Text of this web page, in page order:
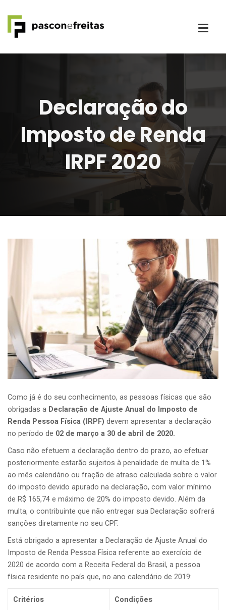
Declaração do
Imposto de Renda
IRPF 2020
Como já é do seu conhecimento, as pessoas físicas que são
obrigadas a Declaração de Ajuste Anual do Imposto de
Renda Pessoa Física (IRPF) devem apresentar a declaração
no período de 02 de março a 30 de abril de 2020.
Caso não efetuem a declaração dentro do prazo, ao efetuar
posteriormente estarão sujeitos à penalidade de multa de 1%
ao mês calendário ou fração de atraso calculada sobre o valor
do imposto devido apurado na declaração, com valor mínimo
de R$ 165,74 e máximo de 20% do imposto devido. Além da
multa, o contribuinte que não entregar sua Declaração sofrerá
sanções diretamente no seu CPF.
Está obrigado a apresentar a Declaração de Ajuste Anual do
Imposto de Renda Pessoa Física referente ao exercício de
2020 de acordo com a Receita Federal do Brasil, a pessoa
física residente no país que, no ano calendário de 2019:
Critérios Condições